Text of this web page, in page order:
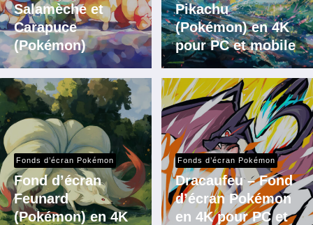
Salamèche et
Carapuce
(Pokémon)
Pikachu
(Pokémon) en 4K
pour PC et mobile
Fonds d’écran Pokémon
Fond d’écran
Feunard
(Pokémon) en 4K
Fonds d’écran Pokémon
Dracaufeu – Fond
d’écran Pokémon
en 4K pour PC et